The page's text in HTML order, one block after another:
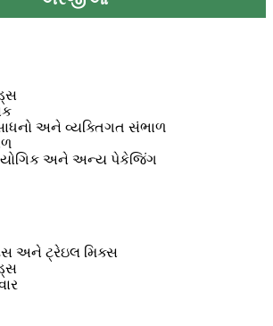
અને વ્યક્તિગત સંભાળ
અને અન્ય પેકેજિંગ
અને ટ્રેઇલ મિક્સ